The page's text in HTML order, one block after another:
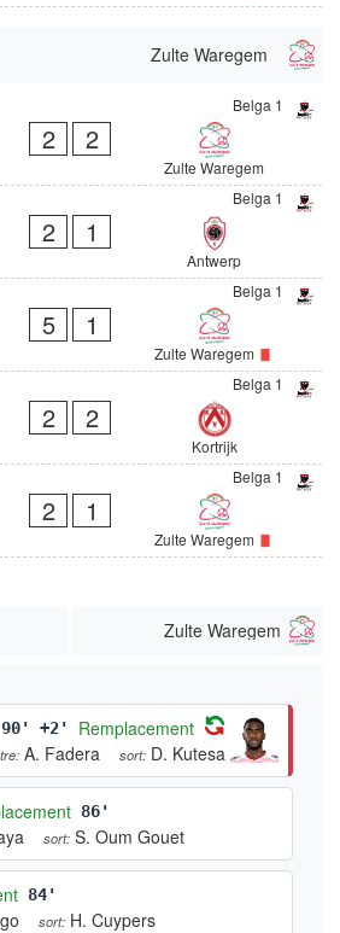
Zulte Waregem
Belga 1
2 2
Zulte Waregem
Belga 1
2 1
Antwerp
Belga 1
5 1
Zulte Waregem
Belga 1
2 2
Kortrijk
Belga 1
2 1
Zulte Waregem
Zulte Waregem
90' +2' Remplacement
A. Fadera sort: D. Kutesa
86'
sort: S. Oum Gouet
84'
sort: H. Cuypers